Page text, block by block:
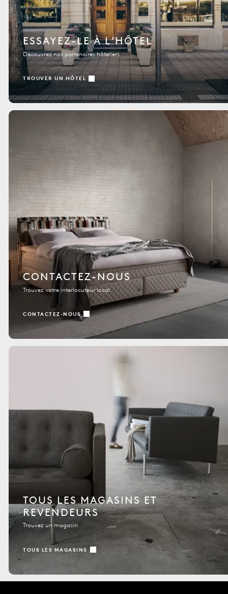
ESSAYEZ-LE À L’HÔTEL
Découvrez nos partenaires hôteliers
TROUVER UN HÔTEL
CONTACTEZ-NOUS
Trouvez votre interlocuteur local
CONTACTEZ-NOUS
TOUS LES MAGASINS ET
REVENDEURS
Trouvez un magasin
TOUS LES MAGASINS